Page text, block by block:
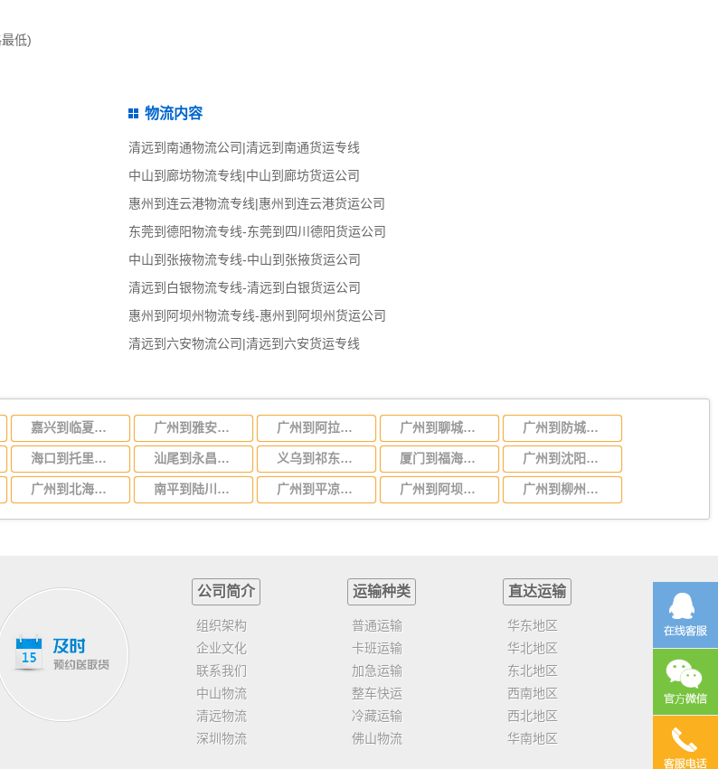
低)
物流内容
清远到南通物流公司|清远到南通货运专线
中山到廊坊物流专线|中山到廊坊货运公司
惠州到连云港物流专线|惠州到连云港货运公司
东莞到德阳物流专线-东莞到四川德阳货运公司
中山到张掖物流专线-中山到张掖货运公司
清远到白银物流专线-清远到白银货运公司
惠州到阿坝州物流专线-惠州到阿坝州货运公司
清远到六安物流公司|清远到六安货运专线
嘉兴到临夏物流公司-货运专线价格透明「急速响应」 广州到雅安物流专线，专业运输公司广州至雅安货运 广州到阿拉善盟物流专线，广州到阿拉善盟运输公司 广州到聊城物流专线_广州到聊城货运公司 广州到防城港物流专线，广州到防城港货运公司
海口到托里物流公司-货运专线全境闪送「按时送达」 汕尾到永昌物流公司-货运专线时效稳定「费用多少」 义乌到祁东物流公司-货运专线价格优惠「快速准时」 厦门到福海物流公司-货运专线不随意加价「时间多久」 广州到沈阳物流专线,广州到沈阳货运专线
广州到北海物流专线，广州到北海货运公司 南平到陆川物流公司-货运专线省时省心「价格多少」 广州到平凉物流专线，广州到平凉货运公司电话 广州到阿坝物流专线，专业运输广州至阿坝货运公司 广州到柳州物流专线，广州到柳州货运公司
公司简介
组织架构
企业文化
联系我们
中山物流
清远物流
深圳物流
运输种类
普通运输
卡班运输
加急运输
整车快运
冷藏运输
佛山物流
直达运输
华东地区
华北地区
东北地区
西南地区
西北地区
华南地区